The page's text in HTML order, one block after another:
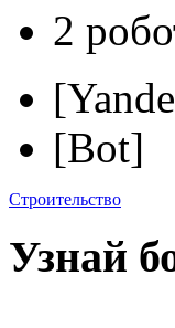
2
[Bot]
Строительство
Узнай